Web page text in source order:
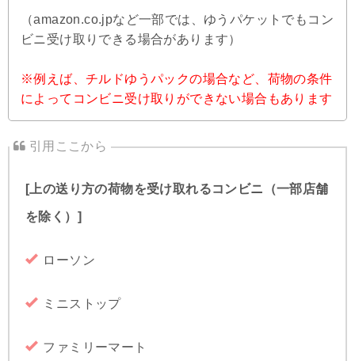
（amazon.co.jpなど一部では、ゆうパケットでもコン
ビニ受け取りできる場合があります）
※例えば、チルドゆうパックの場合など、荷物の条件
によってコンビニ受け取りができない場合もあります
[上の送り方の荷物を受け取れるコンビニ（一部店舗
を除く）]
ローソン
ミニストップ
ファミリーマート